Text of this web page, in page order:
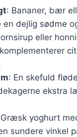
: Bananer, bær
en dejlig sødme
eller
: En skefuld
ekstra
yoghurt
sundere vinkel